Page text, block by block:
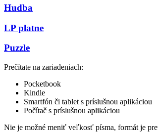
Hudba
LP platne
Puzzle
Prečítate na zariadeniach:
Pocketbook
Kindle
Smartfón či tablet s príslušnou aplikáciou
Počítač s príslušnou aplikáciou
Nie je možné meniť veľkosť písma, formát je